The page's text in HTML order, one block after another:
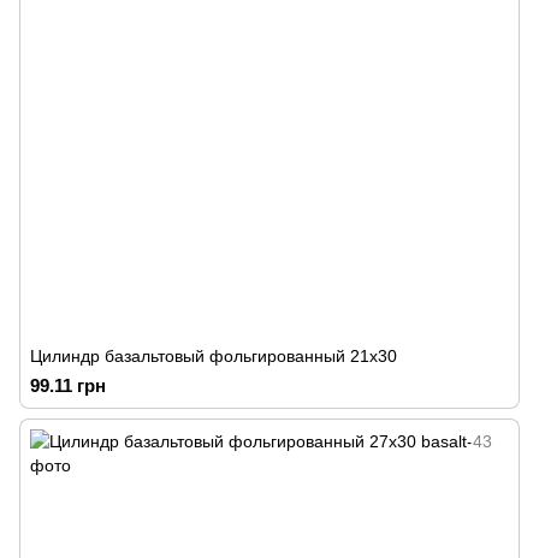
Цилиндр базальтовый фольгированный 21х30
99.11 грн